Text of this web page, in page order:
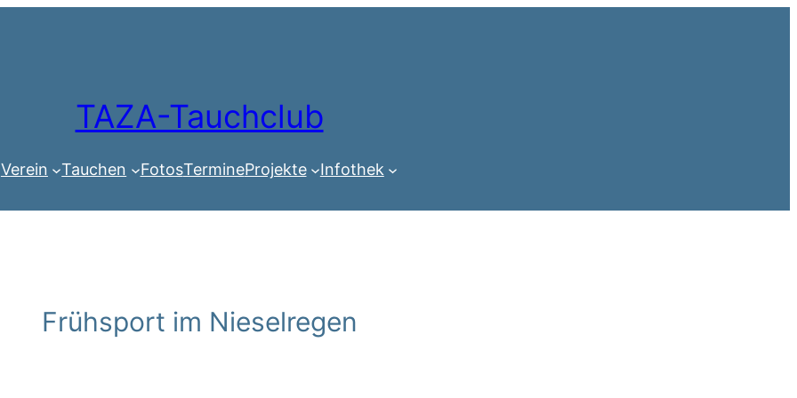
TAZA-Tauchclub
Verein Tauchen FotosTermineProjekte Infothek
Frühsport im Nieselregen